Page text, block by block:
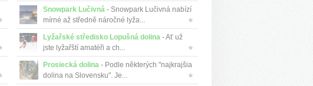
Snowpark Lučivná- Snowpark Lučivná nabízí
mírné až středně náročné lyža...
★
Lyžařské středisko Lopušná dolina- Ať už
jste lyžařští amatéři a ch...
★
Prosiecká dolina- Podle některých "najkrajšia
dolina na Slovensku". Je...
★